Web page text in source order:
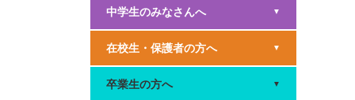
中学生のみなさんへ ▼
在校生・保護者の方へ ▼
卒業生の方へ ▼